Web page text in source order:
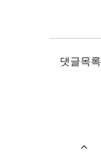
댓글목록